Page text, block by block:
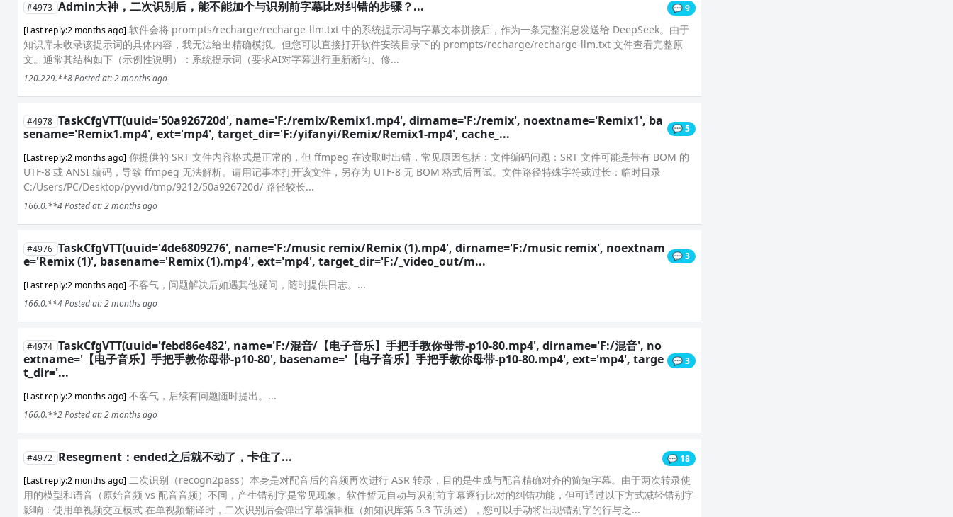
#4973 Admin大神，二次识别后，能不能加个与识别前字幕比对纠错的步骤？...
💬 9
[Last reply:2 months ago] 软件会将 prompts/recharge/recharge-llm.txt 中的系统提示词与字幕文本拼接后，作为一条完整消息发送给 DeepSeek。由于
知识库未收录该提示词的具体内容，我无法给出精确模拟。但您可以直接打开软件安装目录下的 prompts/recharge/recharge-llm.txt 文件查看完整原
文。通常其结构如下（示例性说明）：系统提示词（要求AI对字幕进行重新断句、修...
120.229.**8 Posted at: 2 months ago
#4978 TaskCfgVTT(uuid='50a926720d', name='F:/remix/Remix1.mp4', dirname='F:/remix', noextname='Remix1', ba
sename='Remix1.mp4', ext='mp4', target_dir='F:/yifanyi/Remix/Remix1-mp4', cache_...
💬 5
[Last reply:2 months ago] 你提供的 SRT 文件内容格式是正常的，但 ffmpeg 在读取时出错，常见原因包括：文件编码问题：SRT 文件可能是带有 BOM 的
UTF-8 或 ANSI 编码，导致 ffmpeg 无法解析。请用记事本打开该文件，另存为 UTF-8 无 BOM 格式后再试。文件路径特殊字符或过长：临时目录
C:/Users/PC/Desktop/pyvid/tmp/9212/50a926720d/ 路径较长...
166.0.**4 Posted at: 2 months ago
#4976 TaskCfgVTT(uuid='4de6809276', name='F:/music remix/Remix (1).mp4', dirname='F:/music remix', noextnam
e='Remix (1)', basename='Remix (1).mp4', ext='mp4', target_dir='F:/_video_out/m...
💬 3
[Last reply:2 months ago] 不客气，问题解决后如遇其他疑问，随时提供日志。...
166.0.**4 Posted at: 2 months ago
#4974 TaskCfgVTT(uuid='febd86e482', name='F:/混音/【电子音乐】手把手教你母带-p10-80.mp4', dirname='F:/混音', no
extname='【电子音乐】手把手教你母带-p10-80', basename='【电子音乐】手把手教你母带-p10-80.mp4', ext='mp4', targe
t_dir='...
💬 3
[Last reply:2 months ago] 不客气，后续有问题随时提出。...
166.0.**2 Posted at: 2 months ago
#4972 Resegment：ended之后就不动了，卡住了...
💬 18
[Last reply:2 months ago] 二次识别（recogn2pass）本身是对配音后的音频再次进行 ASR 转录，目的是生成与配音精确对齐的简短字幕。由于两次转录使
用的模型和语音（原始音频 vs 配音音频）不同，产生错别字是常见现象。软件暂无自动与识别前字幕逐行比对的纠错功能，但可通过以下方式减轻错别字
影响：使用单视频交互模式 在单视频翻译时，二次识别后会弹出字幕编辑框（如知识库第 5.3 节所述），您可以手动将出现错别字的行与之...